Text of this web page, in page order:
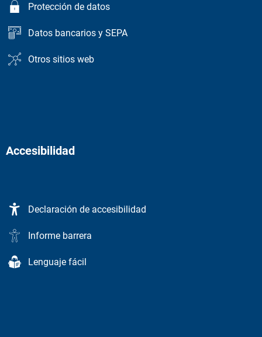
Protección de datos
Datos bancarios y SEPA
Otros sitios web
Accesibilidad
Declaración de accesibilidad
Informe barrera
Lenguaje fácil